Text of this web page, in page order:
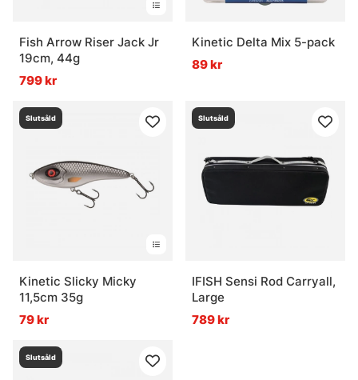
Fish Arrow Riser Jack Jr
19cm, 44g
799 kr
Kinetic Delta Mix 5-pack
89 kr
Slutsåld
Kinetic Slicky Micky
11,5cm 35g
79 kr
Slutsåld
IFISH Sensi Rod Carryall,
Large
789 kr
Slutsåld